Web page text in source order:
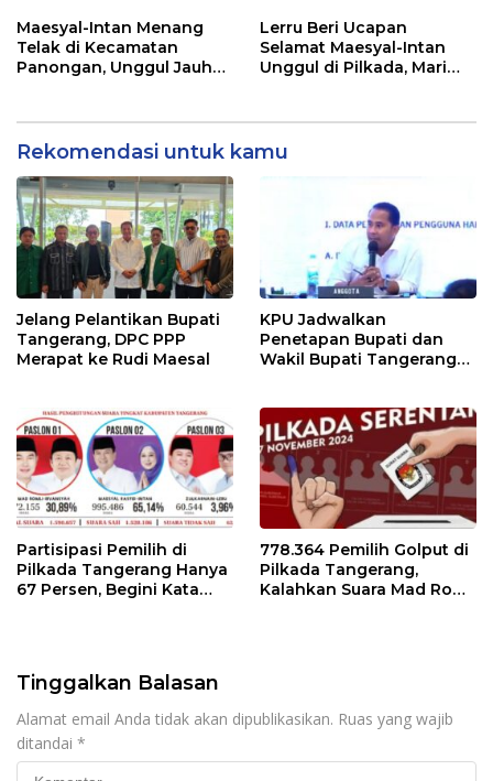
Tangerang
Maesyal-Intan Menang
Telak di Kecamatan
Panongan, Unggul Jauh
Lerru Beri Ucapan
Selamat Maesyal-Intan
Unggul di Pilkada, Mari
Rekomendasi untuk kamu
Jelang Pelantikan Bupati
Tangerang, DPC PPP
Merapat ke Rudi Maesal
KPU Jadwalkan
Penetapan Bupati dan
Wakil Bupati Tangerang
Partisipasi Pemilih di
Pilkada Tangerang Hanya
67 Persen, Begini Kata
778.364 Pemilih Golput di
Pilkada Tangerang,
Kalahkan Suara Mad Romli
Tinggalkan Balasan
Alamat email Anda tidak akan dipublikasikan. Ruas yang wajib
ditandai *